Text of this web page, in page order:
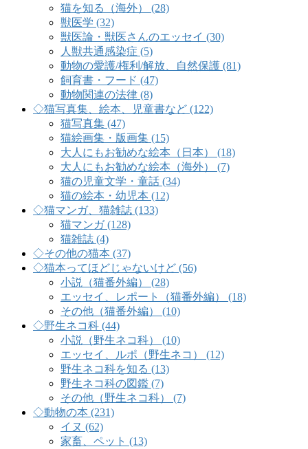
猫を知る（海外） (28)
獣医学 (32)
獣医論・獣医さんのエッセイ (30)
人獣共通感染症 (5)
動物の愛護/権利/解放、自然保護 (81)
飼育書・フード (47)
動物関連の法律 (8)
◇猫写真集、絵本、児童書など (122)
猫写真集 (47)
猫絵画集・版画集 (15)
大人にもお勧めな絵本（日本） (18)
大人にもお勧めな絵本（海外） (7)
猫の児童文学・童話 (34)
猫の絵本・幼児本 (12)
◇猫マンガ、猫雑誌 (133)
猫マンガ (128)
猫雑誌 (4)
◇その他の猫本 (37)
◇猫本ってほどじゃないけど (56)
小説（猫番外編） (28)
エッセイ、レポート（猫番外編） (18)
その他（猫番外編） (10)
◇野生ネコ科 (44)
小説（野生ネコ科） (10)
エッセイ、ルポ（野生ネコ） (12)
野生ネコ科を知る (13)
野生ネコ科の図鑑 (7)
その他（野生ネコ科） (7)
◇動物の本 (231)
イヌ (62)
家畜、ペット (13)